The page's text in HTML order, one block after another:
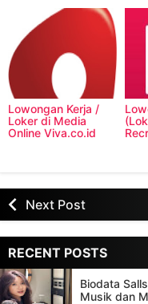
Lowongan Kerja /
Loker di Media
Online Viva.co.id
Next Post
RECENT POSTS
Biodata
Musik dan